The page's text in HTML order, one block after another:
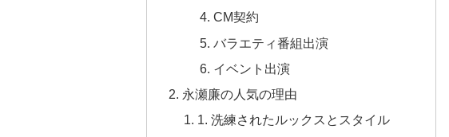
CM契約
バラエティ番組出演
イベント出演
永瀬廉の人気の理由
1. 洗練されたルックスとスタイル